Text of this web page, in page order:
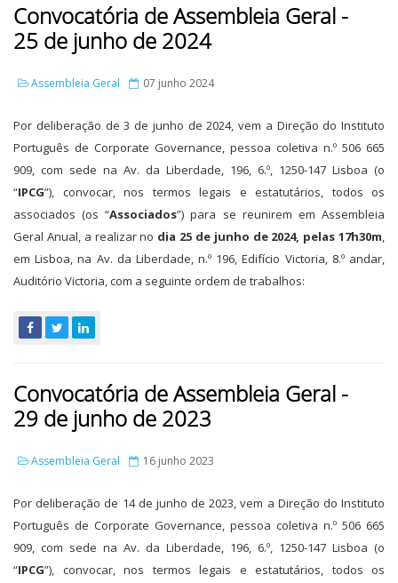
Convocatória de Assembleia Geral -
25 de junho de 2024
Assembleia Geral 07 junho 2024
Por deliberação de 3 de junho de 2024, vem a Direção do Instituto
Português de Corporate Governance, pessoa coletiva n.º 506 665
909, com sede na Av. da Liberdade, 196, 6.º, 1250-147 Lisboa (o
“IPCG”), convocar, nos termos legais e estatutários, todos os
associados (os “Associados”) para se reunirem em Assembleia
Geral Anual, a realizar no dia 25 de junho de 2024, pelas 17h30m,
em Lisboa, na Av. da Liberdade, n.º 196, Edifício Victoria, 8.º andar,
Auditório Victoria, com a seguinte ordem de trabalhos:
Convocatória de Assembleia Geral -
29 de junho de 2023
Assembleia Geral 16 junho 2023
Por deliberação de 14 de junho de 2023, vem a Direção do Instituto
Português de Corporate Governance, pessoa coletiva n.º 506 665
909, com sede na Av. da Liberdade, 196, 6.º, 1250-147 Lisboa (o
“IPCG”), convocar, nos termos legais e estatutários, todos os